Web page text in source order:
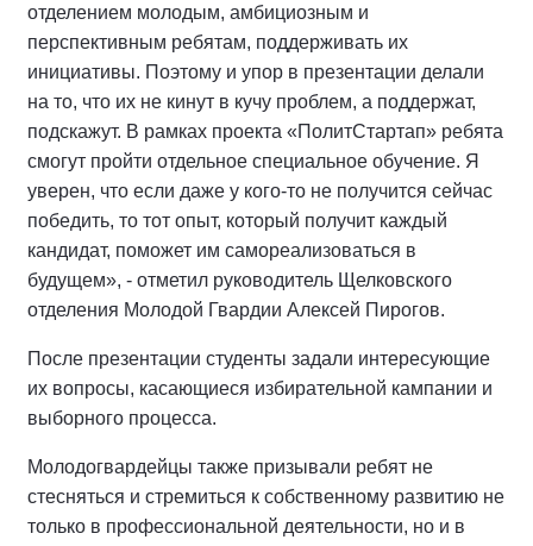
отделением молодым, амбициозным и
перспективным ребятам, поддерживать их
инициативы. Поэтому и упор в презентации делали
на то, что их не кинут в кучу проблем, а поддержат,
подскажут. В рамках проекта «ПолитСтартап» ребята
смогут пройти отдельное специальное обучение. Я
уверен, что если даже у кого-то не получится сейчас
победить, то тот опыт, который получит каждый
кандидат, поможет им самореализоваться в
будущем», - отметил руководитель Щелковского
отделения Молодой Гвардии Алексей Пирогов.
После презентации студенты задали интересующие
их вопросы, касающиеся избирательной кампании и
выборного процесса.
Молодогвардейцы также призывали ребят не
стесняться и стремиться к собственному развитию не
только в профессиональной деятельности, но и в